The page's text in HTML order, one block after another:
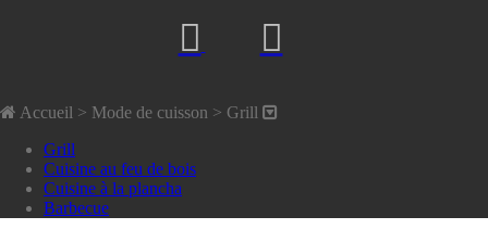
Accueil > Mode de cuisson > Grill
Grill
Cuisine au feu de bois
Cuisine à la plancha
Barbecue